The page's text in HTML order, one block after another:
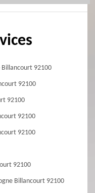
Billancourt 92100
92100
92100
92100
92100
92100
Billancourt 92100